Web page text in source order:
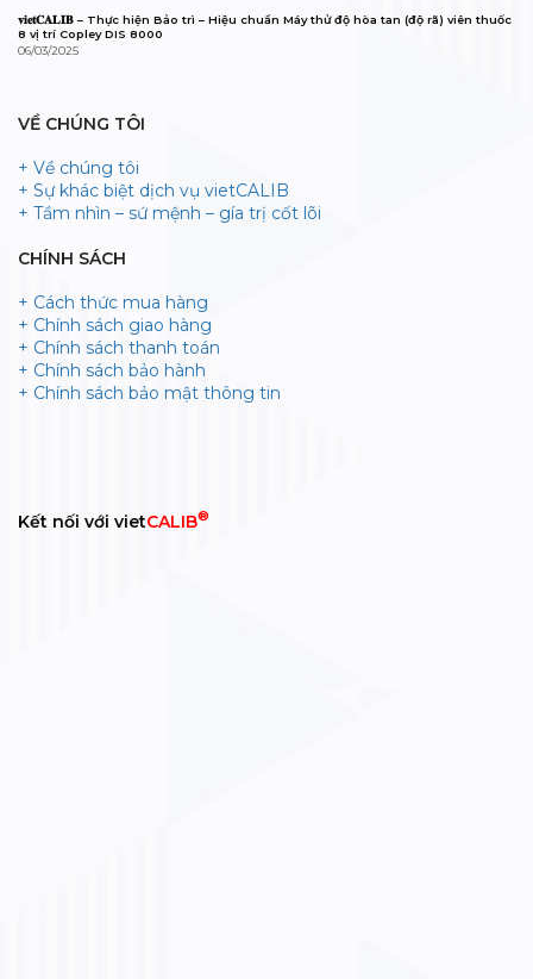
𝐯𝐢𝐞𝐭𝐂𝐀𝐋𝐈𝐁 – Thực hiện Bảo trì – Hiệu chuẩn Máy thử độ hòa tan (độ rã) viên thuốc
8 vị trí Copley DIS 8000
06/03/2025
VỀ CHÚNG TÔI
+ Về chúng tôi
+ Sự khác biệt dịch vụ vietCALIB
+ Tầm nhìn – sứ mệnh – gía trị cốt lõi
CHÍNH SÁCH
+ Cách thức mua hàng
+ Chính sách giao hàng
+ Chính sách thanh toán
+ Chính sách bảo hành
+ Chính sách bảo mật thông tin
Kết nối với vietCALIB®